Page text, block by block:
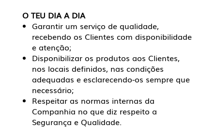
O TEU DIA A DIA
Garantir um serviço de qualidade,
recebendo os Clientes com disponibilidade
e atenção;
Disponibilizar os produtos aos Clientes,
nos locais definidos, nas condições
adequadas e esclarecendo-os sempre que
necessário;
Respeitar as normas internas da
Companhia no que diz respeito a
Segurança e Qualidade.